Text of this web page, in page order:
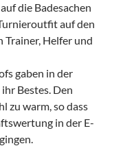
die Badesachen
auf den
Trainer, Helfer und
gaben in der
Bestes. Den
zu warm, so dass
in der E-